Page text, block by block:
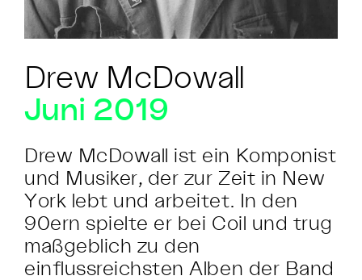
Drew McDowall
Juni 2019
Drew McDowall ist ein Komponist
und Musiker, der zur Zeit in New
York lebt und arbeitet. In den
90ern spielte er bei Coil und trug
maßgeblich zu den
einflussreichsten Alben der Band